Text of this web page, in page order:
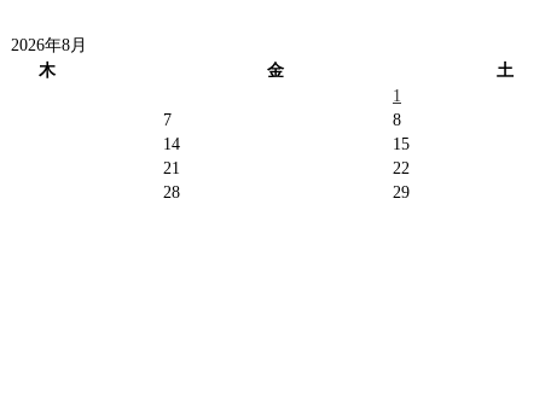
2026年8月
木 金 土
1
7 8
14 15
21 22
28 29